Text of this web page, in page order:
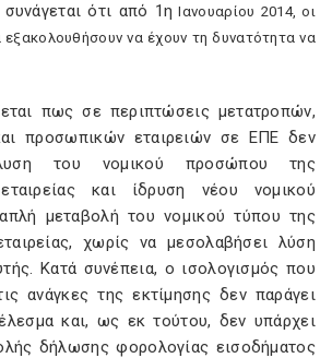
ότι από 1η Ιανουαρίου 2014, οι
να έχουν τη δυνατότητα να
πως σε περιπτώσεις μετατροπών,
προσωπικών εταιρειών σε ΕΠΕ δεν
του νομικού προσώπου της
και ίδρυση νέου νομικού
μεταβολή του νομικού τύπου της
χωρίς να μεσολαβήσει λύση
Κατά συνέπεια, ο ισολογισμός που
ανάγκες της εκτίμησης δεν παράγει
και, ως εκ τούτου, δεν υπάρχει
δήλωσης φορολογίας εισοδήματος